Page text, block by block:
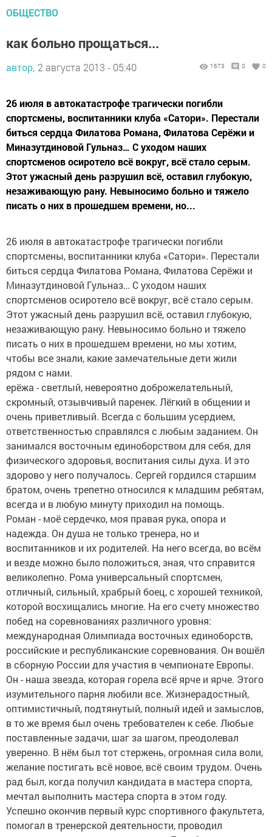
ОБЩЕСТВО
как больно прощаться...
автор, 2 августа 2013 - 05:40 1673 0 0
26 июля в автокатастрофе трагически погибли
спортсмены, воспитанники клуба «Сатори». Перестали
биться сердца Филатова Романа, Филатова Серёжи и
Миназутдиновой Гульназ… С уходом наших
спортсменов осиротело всё вокруг, всё стало серым.
Этот ужасный день разрушил всё, оставил глубокую,
незаживающую рану. Невыносимо больно и тяжело
писать о них в прошедшем времени, но...
26 июля в автокатастрофе трагически погибли
спортсмены, воспитанники клуба «Сатори». Перестали
биться сердца Филатова Романа, Филатова Серёжи и
Миназутдиновой Гульназ… С уходом наших
спортсменов осиротело всё вокруг, всё стало серым.
Этот ужасный день разрушил всё, оставил глубокую,
незаживающую рану. Невыносимо больно и тяжело
писать о них в прошедшем времени, но мы хотим,
чтобы все знали, какие замечательные дети жили
рядом с нами.
ерёжа - светлый, невероятно доброжелательный,
скромный, отзывчивый паренек. Лёгкий в общении и
очень приветливый. Всегда с большим усердием,
ответственностью справлялся с любым заданием. Он
занимался восточным единоборством для себя, для
физического здоровья, воспитания силы духа. И это
здорово у него получалось. Сергей гордился старшим
братом, очень трепетно относился к младшим ребятам,
всегда и в любую минуту приходил на помощь.
Роман - моё сердечко, моя правая рука, опора и
надежда. Он душа не только тренера, но и
воспитанников и их родителей. На него всегда, во всём
и везде можно было положиться, зная, что справится
великолепно. Рома универсальный спортсмен,
отличный, сильный, храбрый боец, с хорошей техникой,
которой восхищались многие. На его счету множество
побед на соревнованиях различного уровня:
международная Олимпиада восточных единоборств,
российские и республиканские соревнования. Он вошёл
в сборную России для участия в чемпионате Европы.
Он - наша звезда, которая горела всё ярче и ярче. Этого
изумительного парня любили все. Жизнерадостный,
оптимистичный, подтянутый, полный идей и замыслов,
в то же время был очень требователен к себе. Любые
поставленные задачи, шаг за шагом, преодолевал
уверенно. В нём был тот стержень, огромная сила воли,
желание постигать всё новое, всё своим трудом. Очень
рад был, когда получил кандидата в мастера спорта,
мечтал выполнить мастера спорта в этом году.
Успешно окончив первый курс спортивного факультета,
помогал в тренерской деятельности, проводил